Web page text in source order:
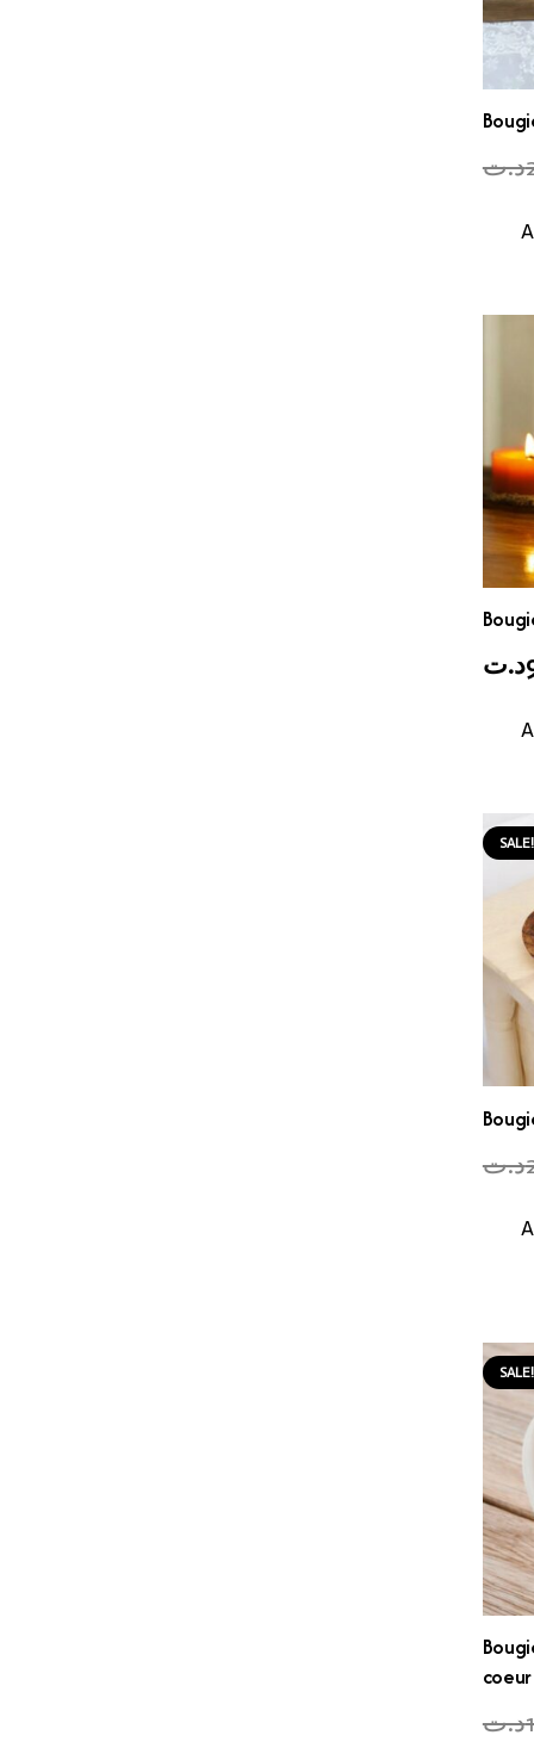
د.ت
د.ت
SALE!
د.ت
SALE!
coeur
د.ت